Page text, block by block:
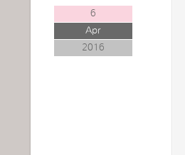
6
Apr
2016